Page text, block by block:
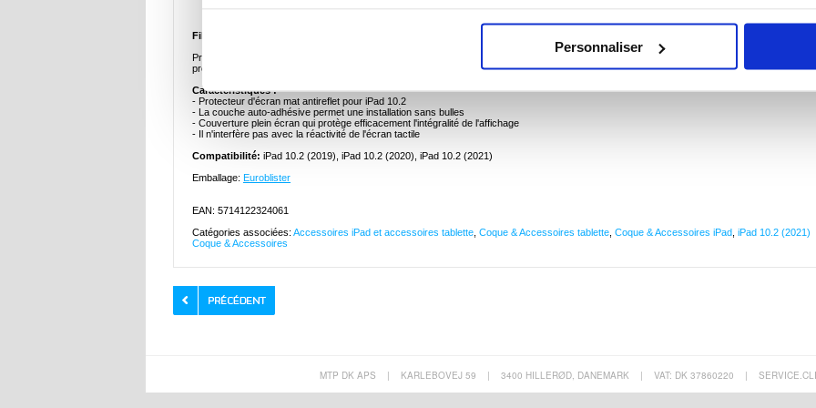
Personnaliser
Film de Protection Ecran Mat Antireflet pour iPad 10.2 (2019), iPad 10.2 (2020), iPad 10.2 (2021)
Protégez l'écran de votre iPad 10.2 contre les rayures et la saleté quotidiennes avec ce protecteur d'écran mat antireflet. L'effet antireflet du
protecteur d'écran vous permet d'utiliser votre iPad 10.2 dans des conditions lumineuses ou au soleil.
Caractéristiques :
- Protecteur d'écran mat antireflet pour iPad 10.2
- La couche auto-adhésive permet une installation sans bulles
- Couverture plein écran qui protège efficacement l'intégralité de l'affichage
- Il n'interfère pas avec la réactivité de l'écran tactile
Compatibilité: iPad 10.2 (2019), iPad 10.2 (2020), iPad 10.2 (2021)
Emballage: Euroblister
EAN: 5714122324061
Catégories associées: Accessoires iPad et accessoires tablette Coque & Accessoires tablette Coque & Accessoires iPad iPad 10.2 (2021)
Coque & Accessoires
MTP DK APS | KARLEBOVEJ 59 | 3400 HILLERØD, DANEMARK | VAT: DK 37860220 |